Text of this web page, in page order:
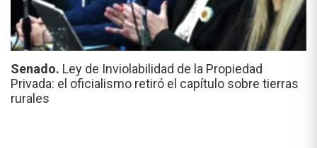
Senado. Ley de Inviolabilidad de la Propiedad
Privada: el oficialismo retiró el capítulo sobre tierras
rurales